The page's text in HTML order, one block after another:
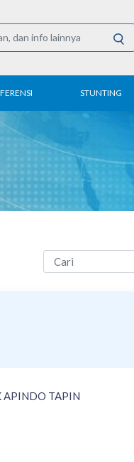
STUNTING
APINDO TAPIN